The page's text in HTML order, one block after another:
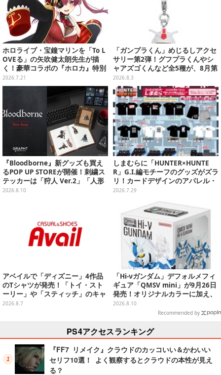
ホロライブ・宝鐘マリンを「To L
OVEる」の矢吹健太朗先生が描
く！豪華コラボの『ホロカ』特別
カードが「Vジャンプ10月号」に
付録
2026.7.21
「ガンプラくん」めじるしアクセ
サリー第2弾！グフプラくんやシ
ャアズゴくんなど全5種が、8月第
5週よりガシャポン展開
2026.8.3
『Bloodborne』新グッズも買え
るPOP UP STOREが開催！刺繍ス
テッカーは「狩人 Ver.2」「人形
Ver.2」「時計塔のマリア Ver.2」
2026.8.10
しまむらに「HUNTER×HUNTE
R」G.I.編モチーフのグッズがズラ
リ！カードデザインのアパレル・
雑貨、ゴレイヌの「オレが3人分
2026.7.29
アベイルで「ディズニー」4作品
のTシャツが発売！「トイ・スト
ーリー」や「スティッチ」のキャ
ラを刺しゅうでデザイン
2026.8.7
「Hi-νガンダム」デフォルメフィ
ギュア「QMSV mini」が9月26日
発売！オリジナルカラーに加え、
デザイン違い"Alternative Ve
2026.8.10
Recommended by
PS4アクセスランキング
『FF7 リメイク』クラウドのカッコいい＆かわいい
セリフ10選！ よく観察するとクラウドの本性が見え
る？